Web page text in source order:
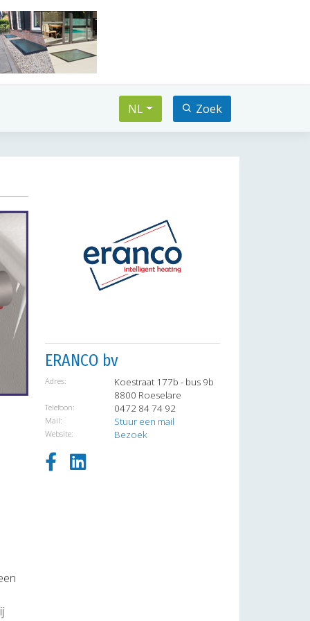
NL Zoek
ERANCO bv
Adres:
Koestraat 177b - bus 9b
8800 Roeselare
Telefoon: 0472 84 74 92
Mail: Stuur een mail
Website: Bezoek